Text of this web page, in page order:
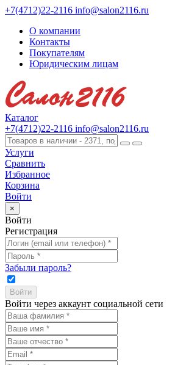
+7(4712)22-2116 info@salon2116.ru
О компании
Контакты
Покупателям
Юридическим лицам
Каталог
+7(4712)22-2116 info@salon2116.ru
Услуги
Сравнить
Избранное
Корзина
Войти
×
Войти
Регистрация
Забыли пароль?
Войти через аккаунт социальной сети